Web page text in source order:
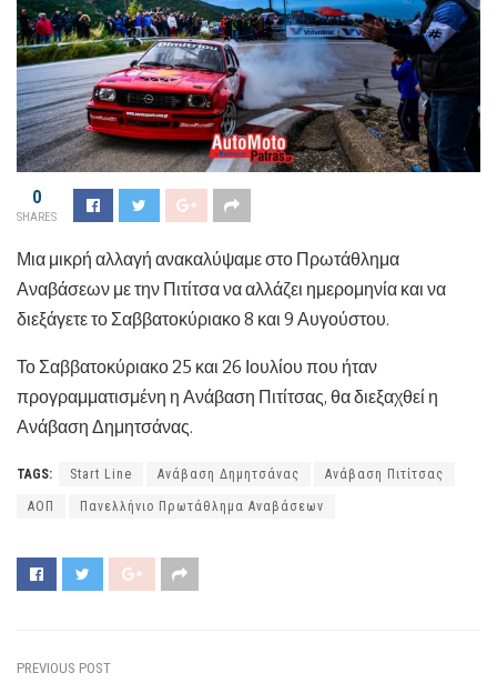
0
SHARES
Μια μικρή αλλαγή ανακαλύψαμε στο Πρωτάθλημα
Αναβάσεων με την Πιτίτσα να αλλάζει ημερομηνία και να
διεξάγετε το Σαββατοκύριακο 8 και 9 Αυγούστου.
Το Σαββατοκύριακο 25 και 26 Ιουλίου που ήταν
προγραμματισμένη η Ανάβαση Πιτίτσας, θα διεξαχθεί η
Ανάβαση Δημητσάνας.
TAGS: Start Line Ανάβαση Δημητσάνας Ανάβαση Πιτίτσας
ΑΟΠ Πανελλήνιο Πρωτάθλημα Αναβάσεων
PREVIOUS POST